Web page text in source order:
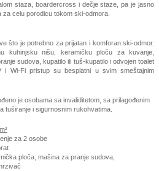
staza, boardercross i dečje staze, pa je jasno
celu porodicu tokom ski-odmora.
što je potrebno za prijatan i komforan ski-odmor.
kuhinjsku nišu, keramičku ploču za kuvanje,
sudova, kupatilo ili tuš-kupatilo i odvojen toalet
i Wi-Fi pristup su besplatni u svim smeštajnim
je osobama sa invaliditetom, sa prilagođenim
tuširanje i sigurnosnim rukohvatima.
za 2 osobe
ploča, mašina za pranje sudova,